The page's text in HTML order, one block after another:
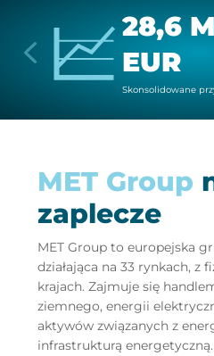
28,6
EUR
Skon­so­li­do­wa­ne
MET Group
zaplecze
MET Group to europejska
działająca na 33 rynkach, z
krajach. Zajmuje się
ziemnego, energii
aktywów związanych z
infrastrukturą